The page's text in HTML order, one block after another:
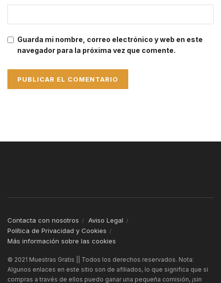
Guarda mi nombre, correo electrónico y web en este
navegador para la próxima vez que comente.
Contacta con nosotros
Aviso Legal
Política de Privacidad y Cookies
Más información sobre las cookies
© 2021 Muestras Gratis || Todos los derechos reservados. Nota:
Algunos enlaces en este sitio son de afiliados, lo que significa que si
compras a través de ellos puedo ganar una pequeña comisión, ¡sin